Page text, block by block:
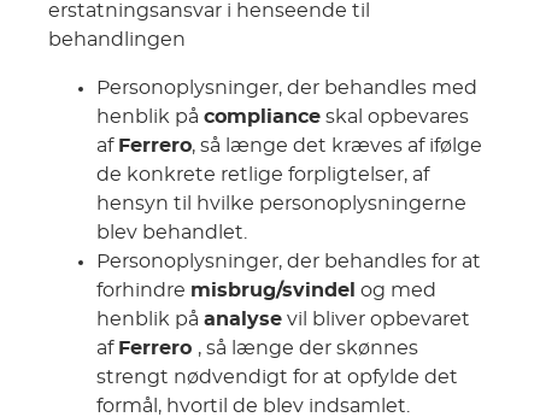
erstatningsansvar i henseende til
behandlingen
Personoplysninger, der behandles med
henblik på compliance skal opbevares
af Ferrero, så længe det kræves af ifølge
de konkrete retlige forpligtelser, af
hensyn til hvilke personoplysningerne
blev behandlet.
Personoplysninger, der behandles for at
forhindre misbrug/svindel og med
henblik på analyse vil bliver opbevaret
af Ferrero , så længe der skønnes
strengt nødvendigt for at opfylde det
formål, hvortil de blev indsamlet.